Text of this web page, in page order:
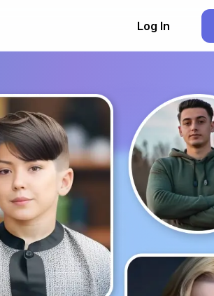
Log In